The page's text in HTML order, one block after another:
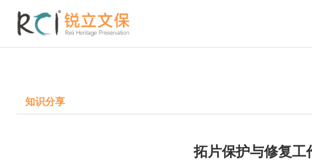
知识分享
拓片保护与修复工